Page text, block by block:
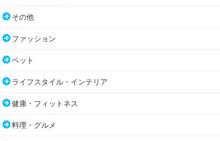
その他
ファッション
ペット
ライフスタイル・インテリア
健康・フィットネス
料理・グルメ